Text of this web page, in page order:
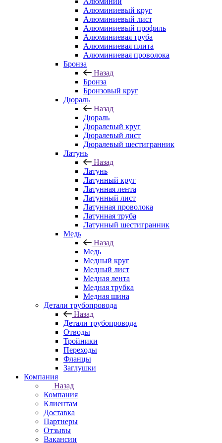
Алюминиевый круг
Алюминиевый лист
Алюминиевый профиль
Алюминиевая труба
Алюминиевая плита
Алюминиевая проволока
Бронза
Назад
Бронза
Бронзовый круг
Дюраль
Назад
Дюраль
Дюралевый круг
Дюралевый лист
Дюралевый шестигранник
Латунь
Назад
Латунь
Латунный круг
Латунная лента
Латунный лист
Латунная проволока
Латунная труба
Латунный шестигранник
Медь
Назад
Медь
Медный круг
Медный лист
Медная лента
Медная трубка
Медная шина
Детали трубопровода
Назад
Детали трубопровода
Отводы
Тройники
Переходы
Фланцы
Заглушки
Компания
Назад
Компания
Клиентам
Доставка
Партнеры
Отзывы
Вакансии